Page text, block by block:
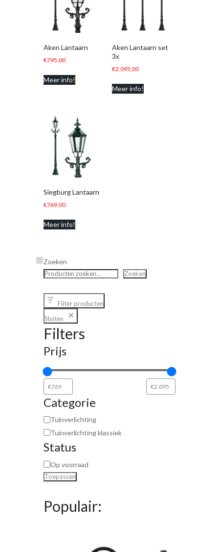
Aken Lantaarn
€795,00
Meer info!
Aken Lantaarn set
3x
€2.095,00
Meer info!
Siegburg Lantaarn
€769,00
Meer info!
Zoeken
Zoeken
Filter producten
Sluiten
Filters
Prijs
Categorie
Tuinverlichting
Tuinverlichting klassiek
Status
Op voorraad
Toepassen
Populair: